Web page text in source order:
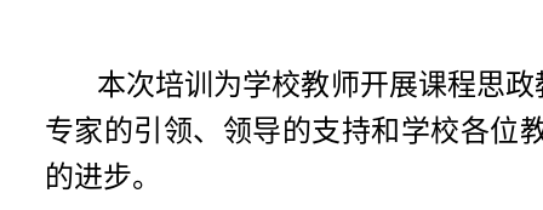
本次培训为学校教师开展课程思
专家的引领、领导的支持和学校各位
的进步。